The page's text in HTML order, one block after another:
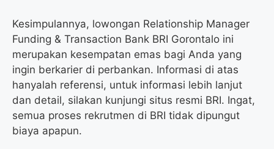
Kesimpulannya, lowongan Relationship Manager
Funding & Transaction Bank BRI Gorontalo ini
merupakan kesempatan emas bagi Anda yang
ingin berkarier di perbankan. Informasi di atas
hanyalah referensi, untuk informasi lebih lanjut
dan detail, silakan kunjungi situs resmi BRI. Ingat,
semua proses rekrutmen di BRI tidak dipungut
biaya apapun.